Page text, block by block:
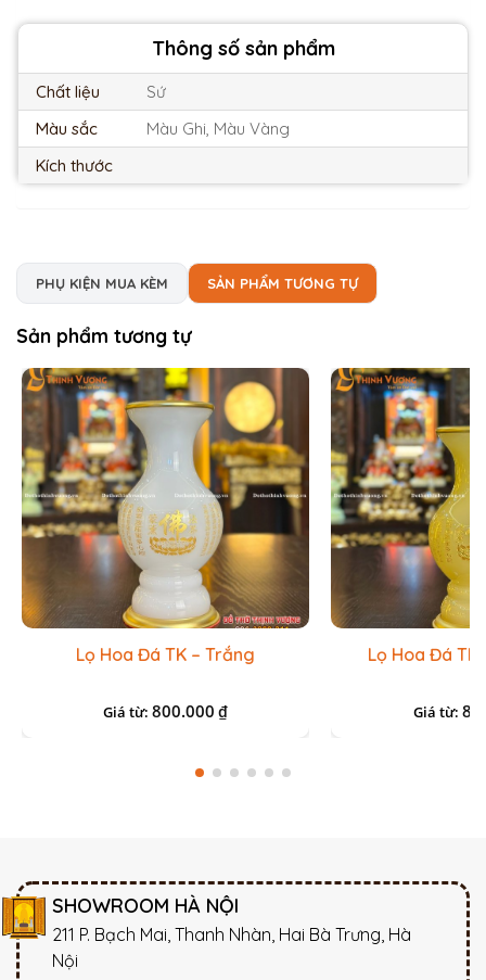
Thông số sản phẩm
Chất liệu
Sứ
Màu sắc
Màu Ghi, Màu Vàng
Kích thước
PHỤ KIỆN MUA KÈM SẢN PHẨM TƯƠNG TỰ
Sản phẩm tương tự
Lọ Hoa Đá TK – Trắng
Giá từ:800.000 ₫
Lọ Hoa Đá TK
Giá từ:
SHOWROOM HÀ NỘI
211 P. Bạch Mai, Thanh Nhàn, Hai Bà Trưng, Hà
Nội